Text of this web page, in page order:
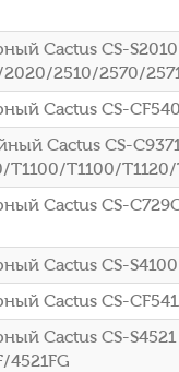
Cactus CS-
2510/2570/
Cactus CS-
Cactus CS-
T1100/T1100/
Cactus CS-
Cactus CS-
Cactus CS-
Cactus CS-
4521FG